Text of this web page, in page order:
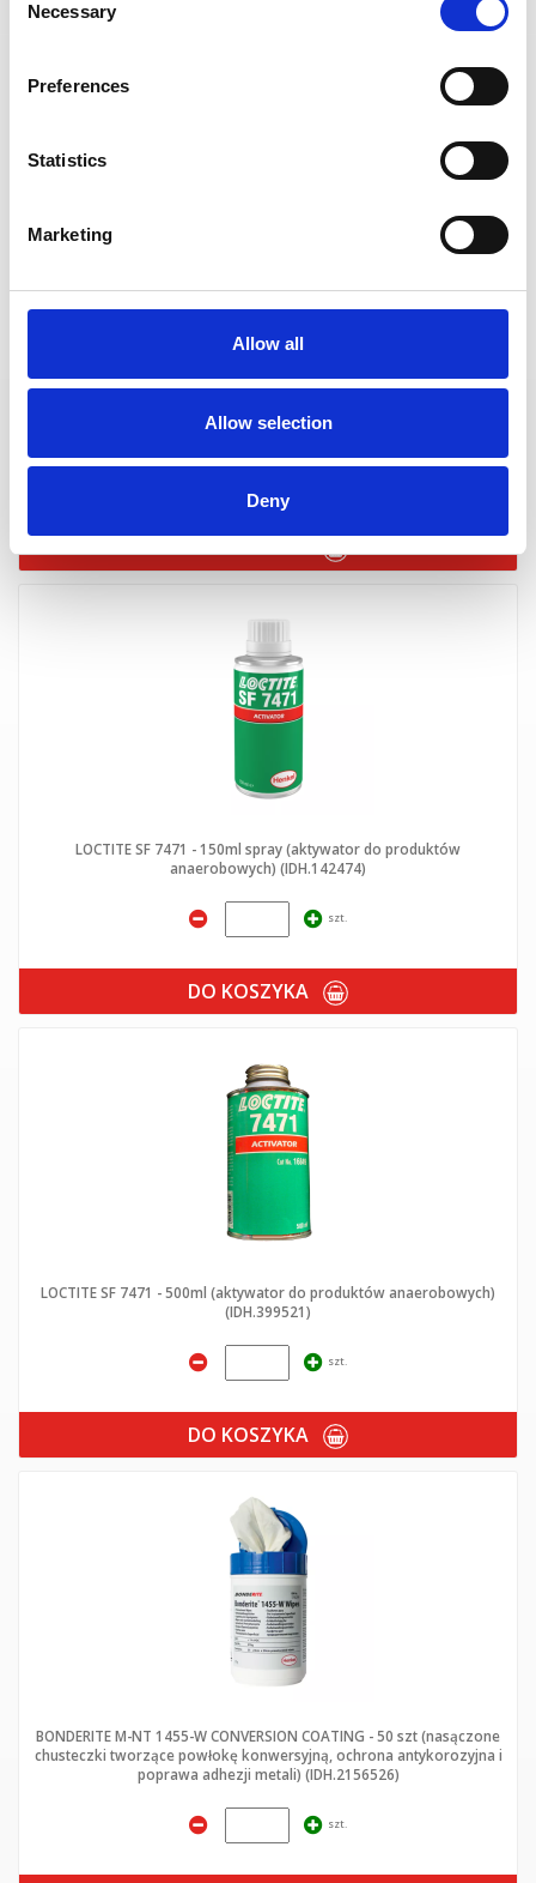
Selection
Necessary
Preferences
Statistics
Marketing
Allow all
Allow selection
Deny
(IDH.135252)
DO KOSZYKA
LOCTITE SF 7471 - 150ml spray (aktywator do produktów
anaerobowych) (IDH.142474)
szt.
DO KOSZYKA
LOCTITE SF 7471 - 500ml (aktywator do produktów anaerobowych)
(IDH.399521)
szt.
DO KOSZYKA
BONDERITE M-NT 1455-W CONVERSION COATING - 50 szt (nasączone
chusteczki tworzące powłokę konwersyjną, ochrona antykorozyjna i
poprawa adhezji metali) (IDH.2156526)
szt.